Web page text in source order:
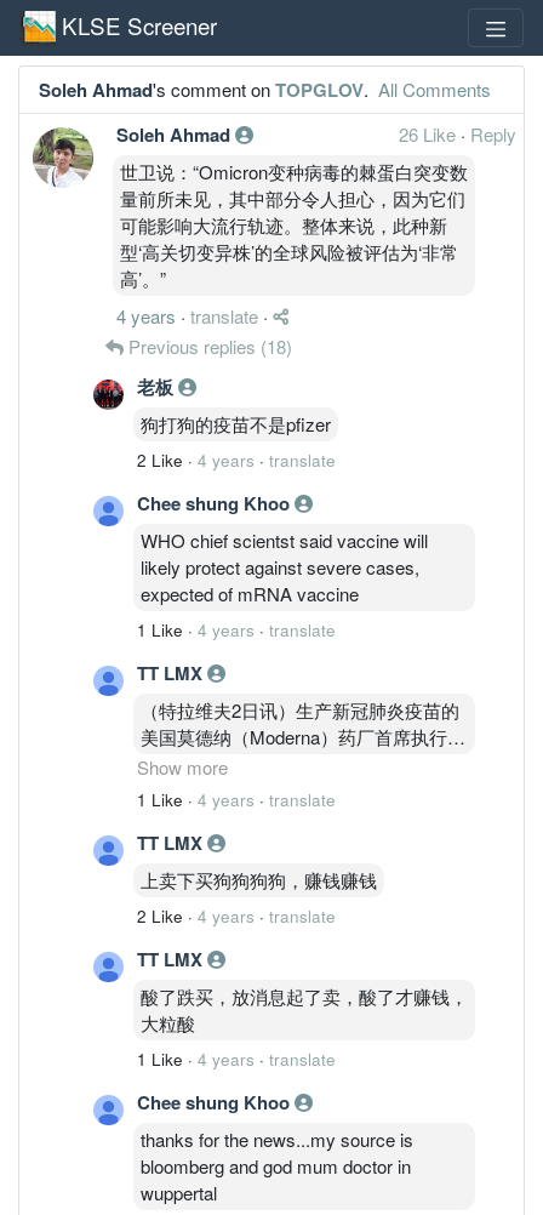
KLSE Screener
Soleh Ahmad's comment onTOPGLOV. All Comments
Soleh Ahmad 26 Like · Reply
世卫说：“Omicron变种病毒的棘蛋白突变数
量前所未见，其中部分令人担心，因为它们
可能影响大流行轨迹。整体来说，此种新
型‘高关切变异株’的全球风险被评估为‘非常
高’。”
4 years · translate ·
Previous replies (18)
老板
狗打狗的疫苗不是pfizer
2 Like · 4 years · translate
Chee shung Khoo
WHO chief scientst said vaccine will
likely protect against severe cases,
expected of mRNA vaccine
1 Like · 4 years · translate
TT LMX
（特拉维夫2日讯）生产新冠肺炎疫苗的
美国莫德纳（Moderna）药厂首席执行员
早前表示，现有疫苗对Omicron变种的效
力会大幅下降，引发市场恐慌；但同一时
间，以色列卫生部长霍罗威茨却表示，现
有疫苗对Omicron有效，以色列媒体公开
的初步数据也显示，辉瑞（Pfizer）预防
感染Omicron的保护力达90%。
香港《文汇报》报导，霍罗威茨表示，初
步迹象显示，6个月内完整接种过疫苗的
人，或者已经追打加强针的民众，将免于
受到Omicron感染。他说：“现在疫苗真
的非常重要，任何没有打疫苗的人接触到
险。”
以色列12频道电视台同时亦公布辉瑞对
抗Omicron的最初保护力数据，指出辉瑞
Show more
1 Like · 4 years · translate
TT LMX
上卖下买狗狗狗狗，赚钱赚钱
2 Like · 4 years · translate
TT LMX
酸了跌买，放消息起了卖，酸了才赚钱，
大粒酸
1 Like · 4 years · translate
Chee shung Khoo
thanks for the news...my source is
bloomberg and god mum doctor in
wuppertal